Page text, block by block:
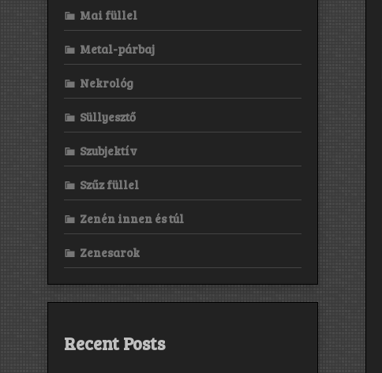
Mai füllel
Metal-párbaj
Nekrológ
Süllyesztő
Szubjektív
Szűz füllel
Zenén innen és túl
Zenesarok
Recent Posts